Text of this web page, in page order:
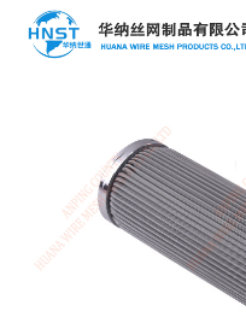
选择国家／地区
亚洲
中华人民共和国
North & South America